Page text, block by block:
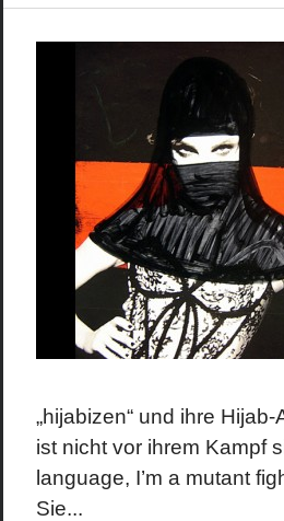
„hijabizen“ und ihre
ist nicht vor ihrem Kampf
language, I’m a mutant
Sie...